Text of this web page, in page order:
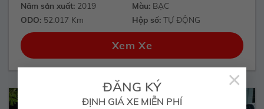
ĐĂNG KÝ
ĐỊNH GIÁ XE MIỄN PHÍ
×
Năm sản xuất:2019 Màu: BẠC
ODO:52.017 Km Hộp số: TỰ ĐỘNG
Xem Xe